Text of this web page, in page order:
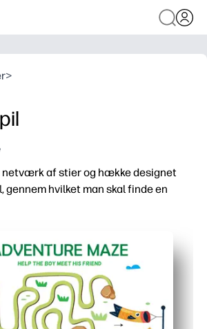
>
netværk af stier og hække designet
gennem hvilket man skal finde en